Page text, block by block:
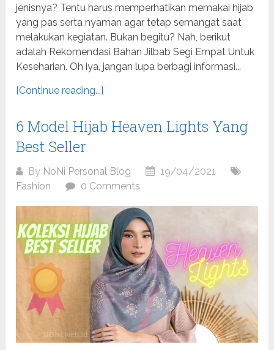
jenisnya? Tentu harus memperhatikan memakai hijab
yang pas serta nyaman agar tetap semangat saat
melakukan kegiatan. Bukan begitu? Nah, berikut
adalah Rekomendasi Bahan Jilbab Segi Empat Untuk
Keseharian. Oh iya, jangan lupa berbagi informasi...
[Continue reading...]
6 Model Hijab Heaven Lights Yang
Best Seller
By NoNi Personal Blog
19/04/2021
Fashion
0 Comments